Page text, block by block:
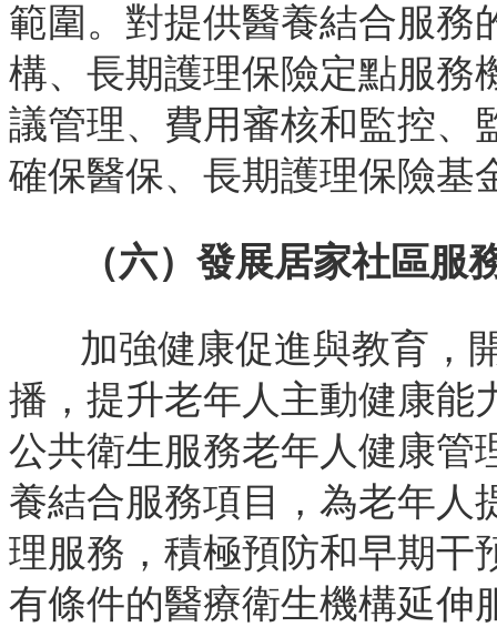
範圍。對提供醫養結合服務
構、長期護理保險定點服務
議管理、費用審核和監控、
確保醫保、長期護理保險基
（六）發展居家社區服
加強健康促進與教育，
播，提升老年人主動健康能
公共衛生服務老年人健康管
養結合服務項目，為老年人
理服務，積極預防和早期干
有條件的醫療衛生機構延伸